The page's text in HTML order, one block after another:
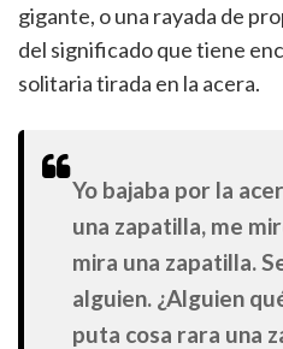
gigante, o una rayada de
del significado que tiene
solitaria tirada en la acera.
Yo bajaba por la
una zapatilla, me
mira una zapatilla.
alguien. ¿Alguien
puta cosa rara una